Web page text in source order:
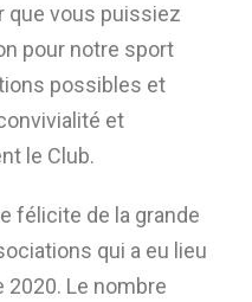
que vous puissiez
pour notre sport
possibles et
et
le Club.
félicite de la grande
qui a eu lieu
Le nombre